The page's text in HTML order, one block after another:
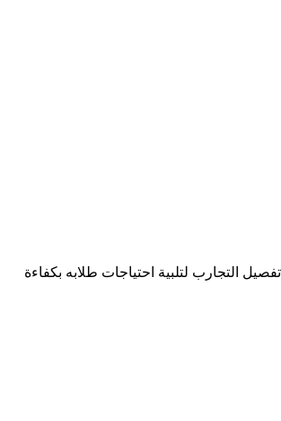
التجارب لتلبية احتياجات طلابه بكفاءة